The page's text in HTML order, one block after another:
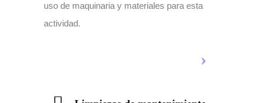
uso de maquinaria y materiales para esta
actividad.